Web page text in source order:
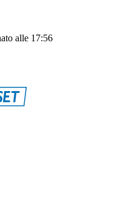
alle 17:56